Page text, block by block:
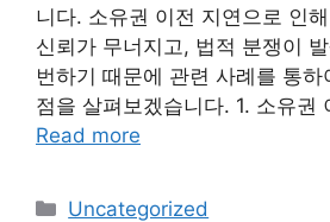
니다. 소유권 이전 지연으로 인
신뢰가 무너지고, 법적 분쟁이
번하기 때문에 관련 사례를 통
점을 살펴보겠습니다. 1. 소유권
Read more
Categories
Uncategorized